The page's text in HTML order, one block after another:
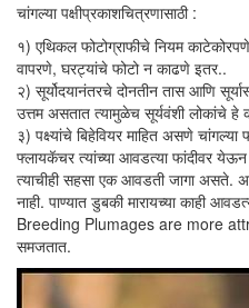
चांगल्या पक्षीप्रकाशचित्रणासाठी :
१) एथिकल फोटोग्राफीचे नियम
वापरणे, घरट्यांचे फोटो न काढणे इतर..
२) सूर्योदयानंतरचे दोनतीन तास आणि
उत्तम असतात त्यामुळेच सूर्यवंशी लोकांचे हे
३) पक्ष्यांचे बिहेवियर माहित असणे
फ्लायकॅचर त्यांच्या आवडत्या फांदीवर
त्याचीही सहसा एक आवडती जागा असते.
नाही. पाण्यात डुबकी मारायच्या काही
Breeding Plumages are more
समजतात.